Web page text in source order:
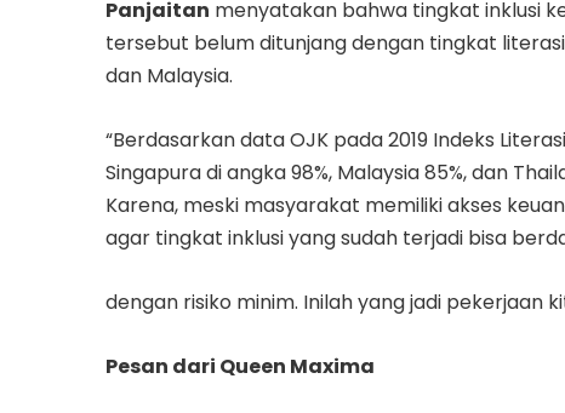
Panjaitan menyatakan bahwa tingkat inklusi
tersebut belum ditunjang dengan tingkat
dan Malaysia.
“Berdasarkan data OJK pada 2019 Indeks
Singapura di angka 98%, Malaysia 85%, dan
Karena, meski masyarakat memiliki akses
agar tingkat inklusi yang sudah terjadi bisa
dengan risiko minim. Inilah yang jadi pekerjaan
Pesan dari Queen Maxima